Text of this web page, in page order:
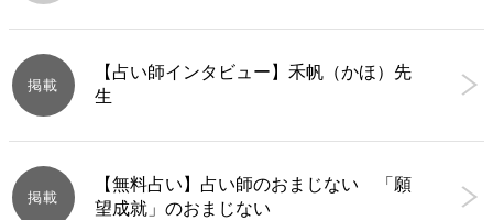
掲載
【占い師インタビュー】禾帆（かほ）先
生
掲載
【無料占い】占い師のおまじない 「願
望成就」のおまじない